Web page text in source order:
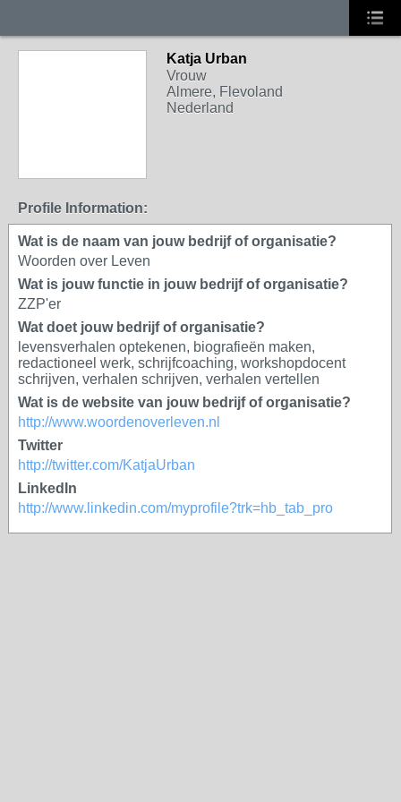
Katja Urban
Vrouw
Almere, Flevoland
Nederland
Profile Information:
Wat is de naam van jouw bedrijf of organisatie?
Woorden over Leven
Wat is jouw functie in jouw bedrijf of organisatie?
ZZP'er
Wat doet jouw bedrijf of organisatie?
levensverhalen optekenen, biografieën maken,
redactioneel werk, schrijfcoaching, workshopdocent
schrijven, verhalen schrijven, verhalen vertellen
Wat is de website van jouw bedrijf of organisatie?
http://www.woordenoverleven.nl
Twitter
http://twitter.com/KatjaUrban
LinkedIn
http://www.linkedin.com/myprofile?trk=hb_tab_pro